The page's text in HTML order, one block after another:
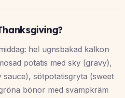
hel ugnsbakad kalkon
potatis med sky (gravy),
sötpotatisgryta (sweet
bönor med svampkräm